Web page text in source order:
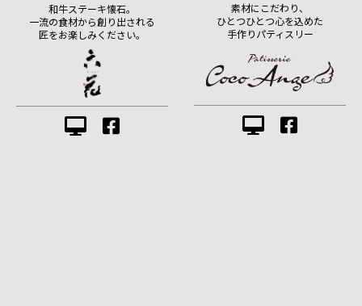
和牛ステーキ懐石。
一流の食材から創り出される
匠をお楽しみください。
素材にこだわり、
ひとつひとつ心を込めた
手作りパティスリー